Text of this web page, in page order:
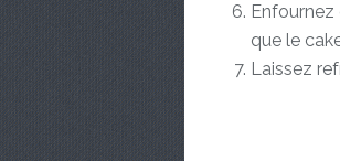
que le
Laissez